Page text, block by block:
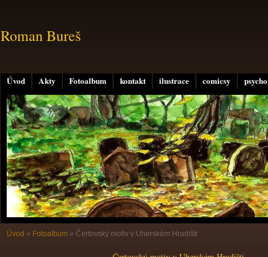
Úvod Akty Fotoalbum kontakt ilustrace comicsy psycho
Roman Bureš
Úvod » Fotoalbum » Čertovský motiv v Uherském Hradišti